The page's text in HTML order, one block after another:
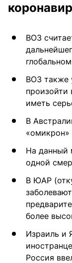
ВОЗ
ВОЗ также
произойти
иметь
В
На данный
одной
В ЮАР
более
Израиль и
Россия